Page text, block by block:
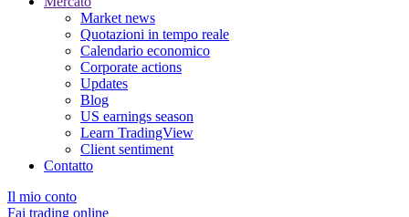
Market news
Quotazioni in tempo reale
Calendario economico
Corporate actions
Updates
Blog
US earnings season
Learn TradingView
Client sentiment
Contatto
Il mio conto
Fai trading online